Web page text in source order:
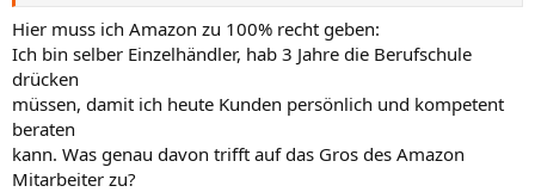
Hier muss ich Amazon zu 100% recht geben:
Ich bin selber Einzelhändler, hab 3 Jahre die Berufschule
drücken
müssen, damit ich heute Kunden persönlich und kompetent
beraten
kann. Was genau davon trifft auf das Gros des Amazon
Mitarbeiter zu?